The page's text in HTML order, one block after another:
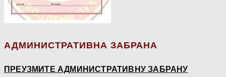
АДМИНИСТРАТИВНА ЗАБРАНА
ПРЕУЗМИТЕ АДМИНИСТРАТИВНУ ЗАБРАНУ